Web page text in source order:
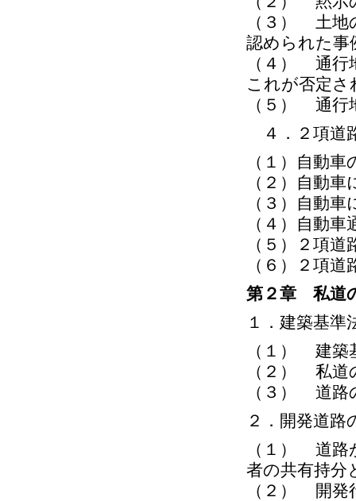
（３） 土地
認められた事
（４） 通行
これが否定さ
（５） 通行
４．２項道
（１）自動
（２）自動
（３）自動
（４）自動
（５）２項
（６）２項
第２章 私道
１．建築基準
（１） 建築
（２） 私道
（３） 道路
２．開発道路
（１） 道路
者の共有持分
（２） 開発